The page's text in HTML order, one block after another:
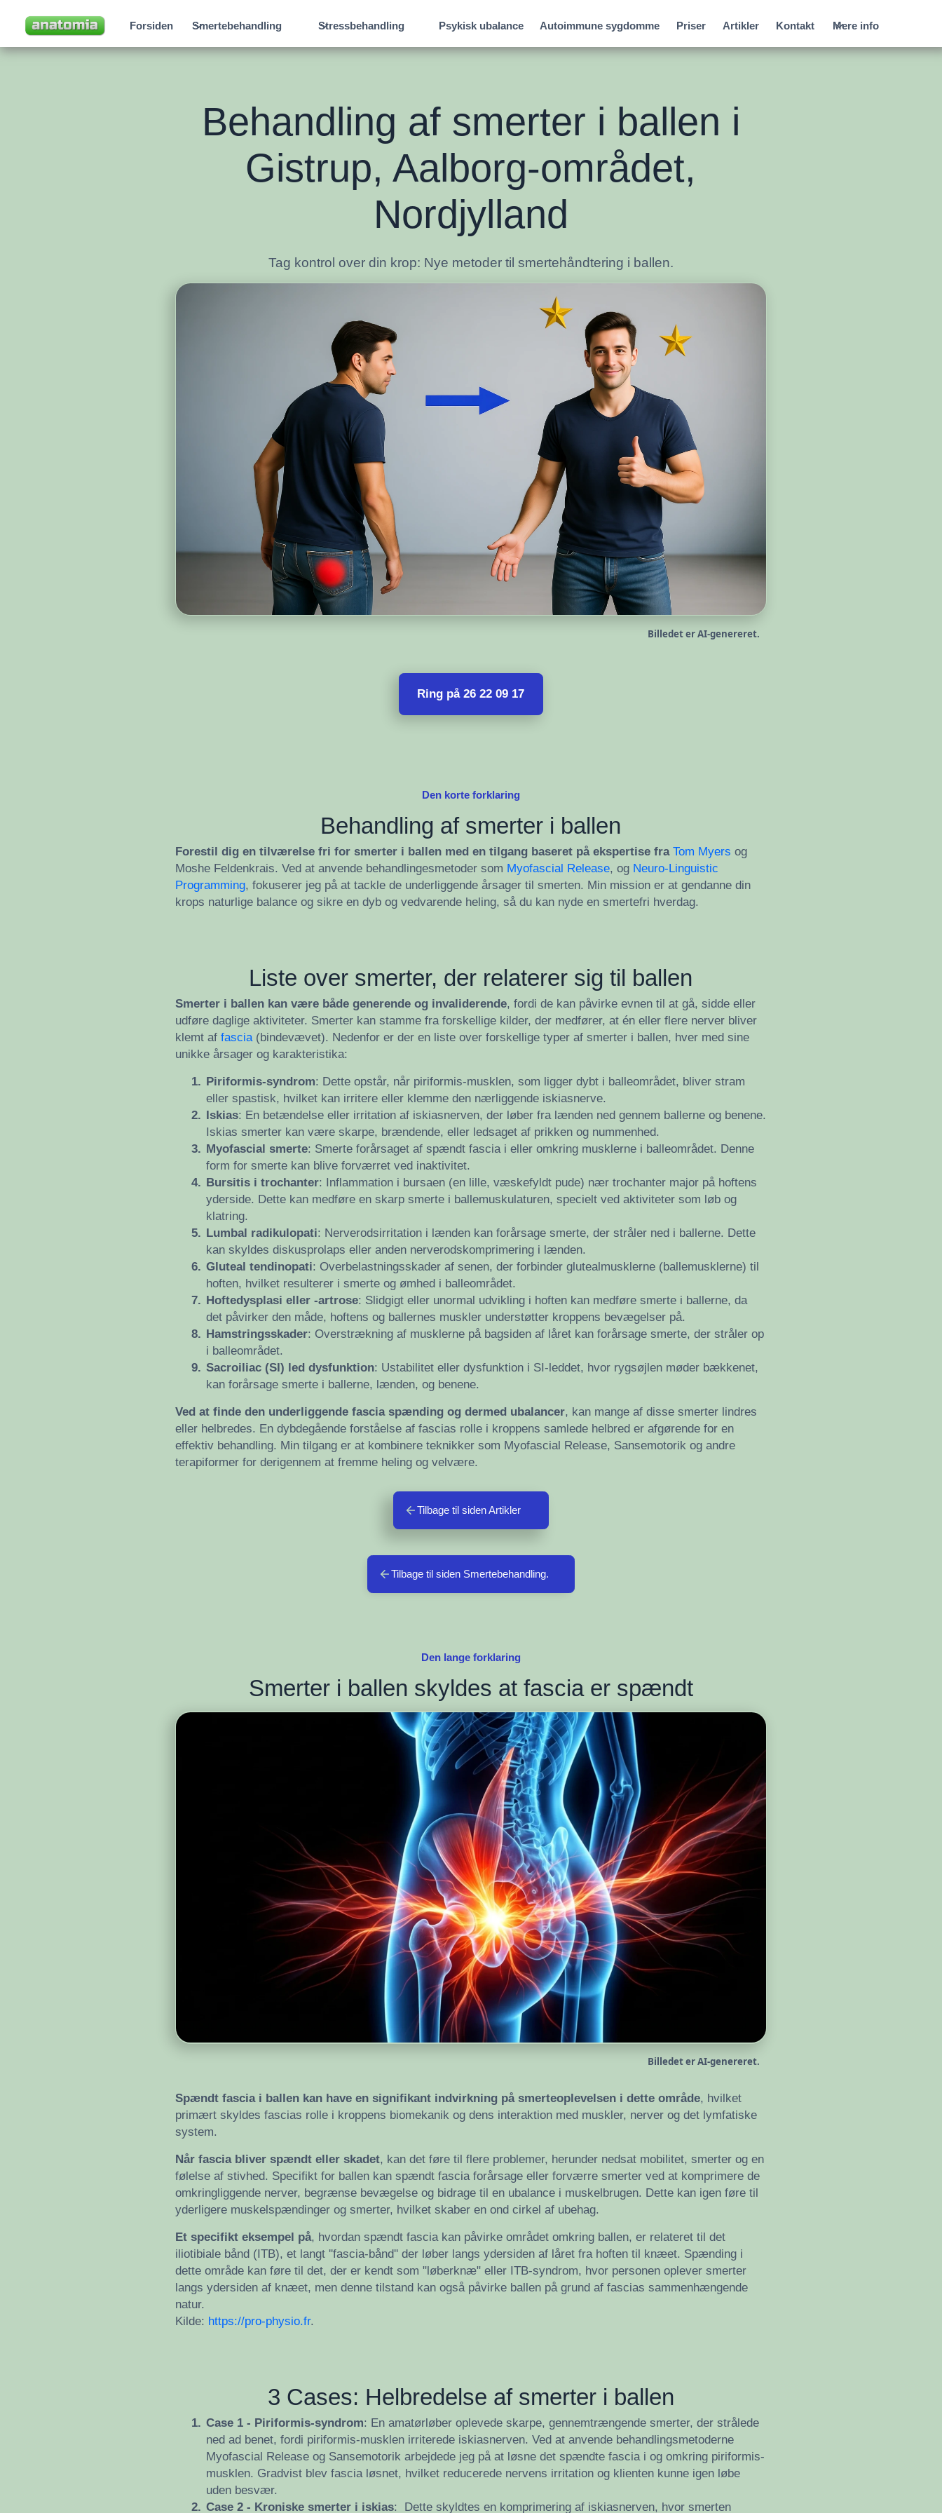
Forsiden Smertebehandling Stressbehandling Psykisk ubalance Autoimmune sygdomme Priser Artikler Kontakt Mere info
Behandling af smerter i ballen i
Gistrup, Aalborg-området,
Nordjylland
Tag kontrol over din krop: Nye metoder til smertehåndtering i ballen.
Billedet er AI-genereret.
Ring på 26 22 09 17
Den korte forklaring
Behandling af smerter i ballen
Forestil dig en tilværelse fri for smerter i ballen med en tilgang baseret på ekspertise fra Tom Myers og
Moshe Feldenkrais. Ved at anvende behandlingesmetoder som Myofascial Release, og Neuro-Linguistic
Programming, fokuserer jeg på at tackle de underliggende årsager til smerten. Min mission er at gendanne din
krops naturlige balance og sikre en dyb og vedvarende heling, så du kan nyde en smertefri hverdag.
Liste over smerter, der relaterer sig til ballen
Smerter i ballen kan være både generende og invaliderende, fordi de kan påvirke evnen til at gå, sidde eller
udføre daglige aktiviteter. Smerter kan stamme fra forskellige kilder, der medfører, at én eller flere nerver bliver
klemt af fascia(bindevævet). Nedenfor er der en liste over forskellige typer af smerter i ballen, hver med sine
unikke årsager og karakteristika:
1. Piriformis-syndrom: Dette opstår, når piriformis-musklen, som ligger dybt i balleområdet, bliver stram
eller spastisk, hvilket kan irritere eller klemme den nærliggende iskiasnerve.
2. Iskias: En betændelse eller irritation af iskiasnerven, der løber fra lænden ned gennem ballerne og benene.
Iskias smerter kan være skarpe, brændende, eller ledsaget af prikken og nummenhed.
3. Myofascial smerte: Smerte forårsaget af spændt fascia i eller omkring musklerne i balleområdet. Denne
form for smerte kan blive forværret ved inaktivitet.
4. Bursitis i trochanter: Inflammation i bursaen (en lille, væskefyldt pude) nær trochanter major på hoftens
yderside. Dette kan medføre en skarp smerte i ballemuskulaturen, specielt ved aktiviteter som løb og
klatring.
5. Lumbal radikulopati: Nerverodsirritation i lænden kan forårsage smerte, der stråler ned i ballerne. Dette
kan skyldes diskusprolaps eller anden nerverodskomprimering i lænden.
6. Gluteal tendinopati: Overbelastningsskader af senen, der forbinder glutealmusklerne (ballemusklerne) til
hoften, hvilket resulterer i smerte og ømhed i balleområdet.
7. Hoftedysplasi eller -artrose: Slidgigt eller unormal udvikling i hoften kan medføre smerte i ballerne, da
det påvirker den måde, hoftens og ballernes muskler understøtter kroppens bevægelser på.
8. Hamstringsskader: Overstrækning af musklerne på bagsiden af låret kan forårsage smerte, der stråler op
i balleområdet.
9. Sacroiliac (SI) led dysfunktion: Ustabilitet eller dysfunktion i SI-leddet, hvor rygsøjlen møder bækkenet,
kan forårsage smerte i ballerne, lænden, og benene.
Ved at finde den underliggende fascia spænding og dermed ubalancer, kan mange af disse smerter lindres
eller helbredes. En dybdegående forståelse af fascias rolle i kroppens samlede helbred er afgørende for en
effektiv behandling. Min tilgang er at kombinere teknikker som Myofascial Release, Sansemotorik og andre
terapiformer for derigennem at fremme heling og velvære.
Tilbage til siden Artikler
Tilbage til siden Smertebehandling.
Den lange forklaring
Smerter i ballen skyldes at fascia er spændt
Billedet er AI-genereret.
Spændt fascia i ballen kan have en signifikant indvirkning på smerteoplevelsen i dette område, hvilket
primært skyldes fascias rolle i kroppens biomekanik og dens interaktion med muskler, nerver og det lymfatiske
system.
Når fascia bliver spændt eller skadet, kan det føre til flere problemer, herunder nedsat mobilitet, smerter og en
følelse af stivhed. Specifikt for ballen kan spændt fascia forårsage eller forværre smerter ved at komprimere de
omkringliggende nerver, begrænse bevægelse og bidrage til en ubalance i muskelbrugen. Dette kan igen føre til
yderligere muskelspændinger og smerter, hvilket skaber en ond cirkel af ubehag.
Et specifikt eksempel på, hvordan spændt fascia kan påvirke området omkring ballen, er relateret til det
iliotibiale bånd (ITB), et langt ''fascia-bånd'' der løber langs ydersiden af låret fra hoften til knæet. Spænding i
dette område kan føre til det, der er kendt som "løberknæ" eller ITB-syndrom, hvor personen oplever smerter
langs ydersiden af knæet, men denne tilstand kan også påvirke ballen på grund af fascias sammenhængende
natur​​.
Kilde: https://pro-physio.fr.
3 Cases: Helbredelse af smerter i ballen
1. Case 1 - Piriformis-syndrom: En amatørløber oplevede skarpe, gennemtrængende smerter, der strålede
ned ad benet, fordi piriformis-musklen irriterede iskiasnerven. Ved at anvende behandlingsmetoderne
Myofascial Release og Sansemotorik arbejdede jeg på at løsne det spændte fascia i og omkring piriformis-
musklen. Gradvist blev fascia løsnet, hvilket reducerede nervens irritation og klienten kunne igen løbe
uden besvær.
2. Case 2 - Kroniske smerter i iskias: Dette skyldtes en komprimering af iskiasnerven, hvor smerten